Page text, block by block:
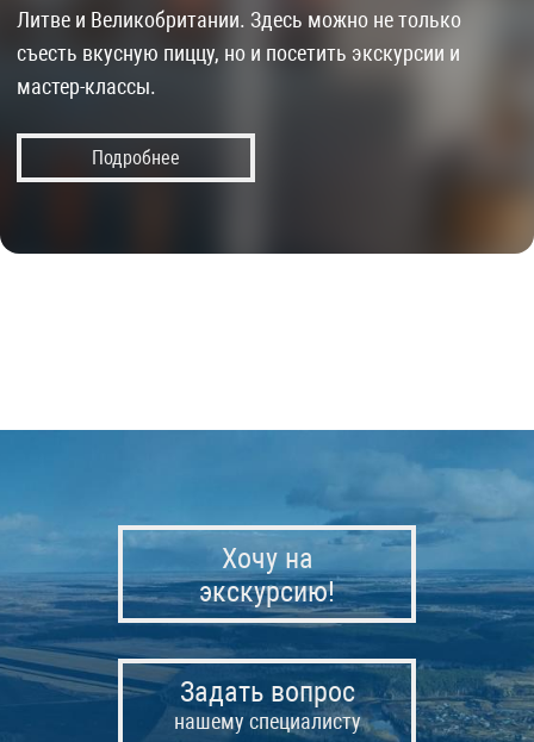
Литве и Великобритании. Здесь можно не только
съесть вкусную пиццу, но и посетить экскурсии и
мастер-классы.
Подробнее
Хочу на
экскурсию!
Задать вопрос
нашему специалисту